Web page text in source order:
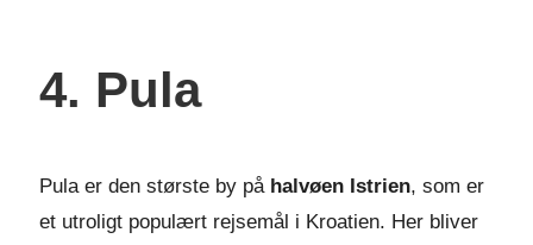
4. Pula
Pula er den største by på halvøen Istrien, som er
et utroligt populært rejsemål i Kroatien. Her bliver